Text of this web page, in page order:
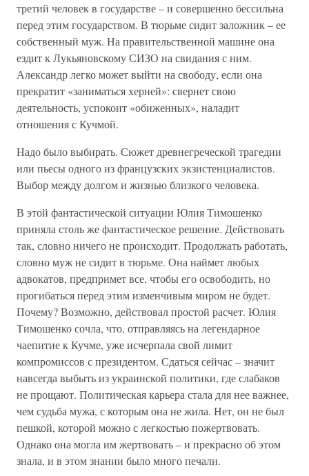
третий человек в государстве – и совершенно бессильна
перед этим государством. В тюрьме сидит заложник – ее
собственный муж. На правительственной машине она
ездит к Лукьяновскому СИЗО на свидания с ним.
Александр легко может выйти на свободу, если она
прекратит «заниматься херней»: свернет свою
деятельность, успокоит «обиженных», наладит
отношения с Кучмой.
Надо было выбирать. Сюжет древнегреческой трагедии
или пьесы одного из французских экзистенциалистов.
Выбор между долгом и жизнью близкого человека.
В этой фантастической ситуации Юлия Тимошенко
приняла столь же фантастическое решение. Действовать
так, словно ничего не происходит. Продолжать работать,
словно муж не сидит в тюрьме. Она наймет любых
адвокатов, предпримет все, чтобы его освободить, но
прогибаться перед этим изменчивым миром не будет.
Почему? Возможно, действовал простой расчет. Юлия
Тимошенко сочла, что, отправляясь на легендарное
чаепитие к Кучме, уже исчерпала свой лимит
компромиссов с президентом. Сдаться сейчас – значит
навсегда выбыть из украинской политики, где слабаков
не прощают. Политическая карьера стала для нее важнее,
чем судьба мужа, с которым она не жила. Нет, он не был
пешкой, которой можно с легкостью пожертвовать.
Однако она могла им жертвовать – и прекрасно об этом
знала, и в этом знании было много печали.